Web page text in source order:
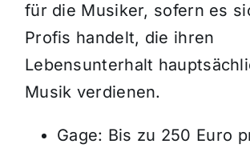
für die Musiker, sofern es
Profis handelt, die ihren
Lebensunterhalt
Musik verdienen.
Gage: Bis zu 250 Euro